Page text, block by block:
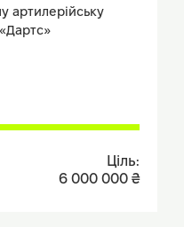
артилерійську
Ціль:
6 000 000 ₴